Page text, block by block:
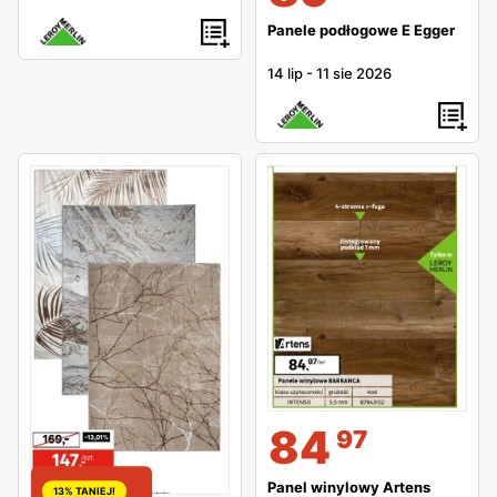
Merlin jest montaż wykonywany przez współpracujących z
siecią specjalistów.
Zakupy w sklepach Leroy Merlin
Decydując się na wizytę w sklepie musisz wiedzieć, że
godziny otwarcia Leroy Merlin dopasowane są do potrzeb
klientów. Zakupy zrobisz od poniedziałku do soboty w
Leroy Merlin godziny otwarcia to przeważnie od 6.30 do
21.00. Dodatkowo w niedziele handlowe w godzinach od
9.00 do 20.00. W razie wątpliwości, wszystkie adresy
wraz z godzinami otwarć można znaleźć niżej na liście
wszystkich adresów sklepu.
Panele podłogowe E Egger
14 lip -11 sie 2026
13% TANIEJ!
84 97
Panel winylowy Artens